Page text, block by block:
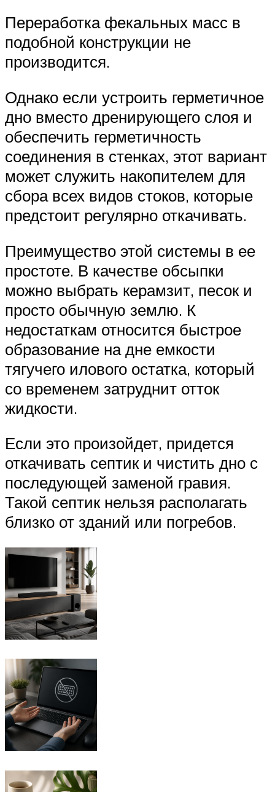
Переработка фекальных масс в
подобной конструкции не
производится.
Однако если устроить герметичное
дно вместо дренирующего слоя и
обеспечить герметичность
соединения в стенках, этот вариант
может служить накопителем для
сбора всех видов стоков, которые
предстоит регулярно откачивать.
Преимущество этой системы в ее
простоте. В качестве обсыпки
можно выбрать керамзит, песок и
просто обычную землю. К
недостаткам относится быстрое
образование на дне емкости
тягучего илового остатка, который
со временем затруднит отток
жидкости.
Если это произойдет, придется
откачивать септик и чистить дно с
последующей заменой гравия.
Такой септик нельзя располагать
близко от зданий или погребов.